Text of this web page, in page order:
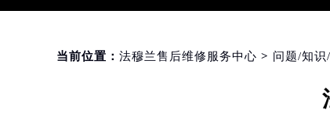
2026年8月法穆兰售后服务中心
北京市东城区东长安街1号东方
上海市徐汇区虹桥路3号港汇中
当前位置： 法穆兰售后维修服务中心 > 问题/知识